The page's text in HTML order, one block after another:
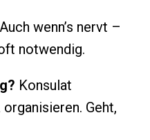
Auch wenn’s nervt –
notwendig.
Konsulat
Geht,